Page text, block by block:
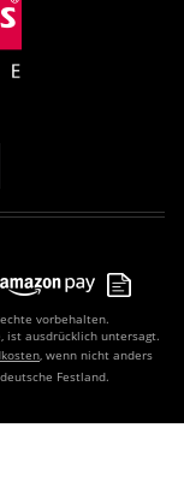
vorbehalten.
ist ausdrücklich untersagt.
, wenn nicht anders
Festland.